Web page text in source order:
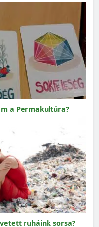
a Permakultúra?
ruháink sorsa?